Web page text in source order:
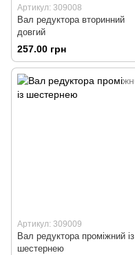
Артикул: 309008
Вал редуктора вторинний
довгий
257.00 грн
Артикул: 309009
Вал редуктора проміжний із
шестернею